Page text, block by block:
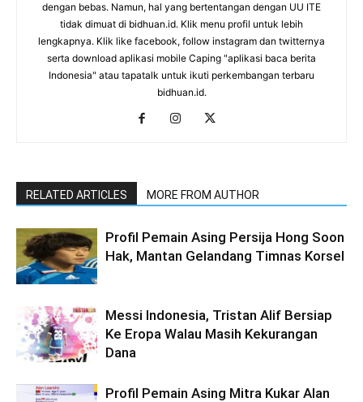
dengan bebas. Namun, hal yang bertentangan dengan UU ITE
tidak dimuat di bidhuan.id. Klik menu profil untuk lebih
lengkapnya. Klik like facebook, follow instagram dan twitternya
serta download aplikasi mobile Caping "aplikasi baca berita
Indonesia" atau tapatalk untuk ikuti perkembangan terbaru
bidhuan.id.
RELATED ARTICLES MORE FROM AUTHOR
Profil Pemain Asing Persija Hong Soon
Hak, Mantan Gelandang Timnas Korsel
Messi Indonesia, Tristan Alif Bersiap
Ke Eropa Walau Masih Kekurangan
Dana
Profil Pemain Asing Mitra Kukar Alan